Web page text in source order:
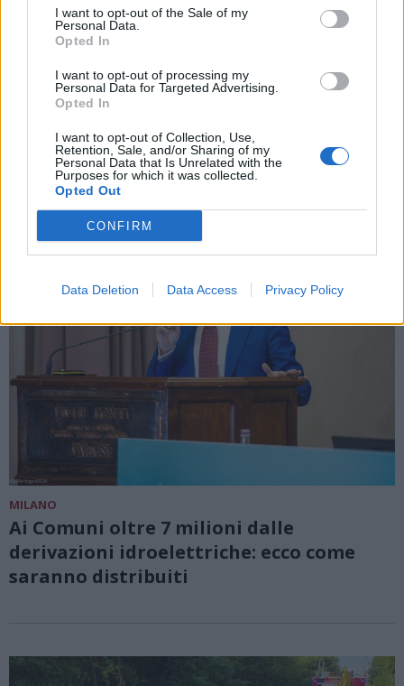
I want to opt-out of the Sale of my
Personal Data.
Opted In
I want to opt-out of processing my
Personal Data for Targeted Advertising.
Opted In
I want to opt-out of Collection, Use,
Retention, Sale, and/or Sharing of my
Personal Data that Is Unrelated with the
Purposes for which it was collected.
Opted Out
CONFIRM
Data Deletion Data Access Privacy Policy
Duemila alborelle allevate anche in
acqua depurata tornano nel Ticino: il
progetto di Alfa per salvare la specie
MILANO
Ai Comuni oltre 7 milioni dalle
derivazioni idroelettriche: ecco come
saranno distribuiti